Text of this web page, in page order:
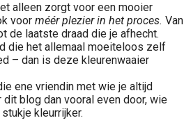
alleen zorgt voor een mooier
voor méér plezier in het proces. Van
de laatste draad die je afhecht.
die het allemaal moeiteloos zelf
– dan is deze kleurenwaaier
ene vriendin met wie je altijd
dit blog dan vooral even door, wie
kleurrijker.